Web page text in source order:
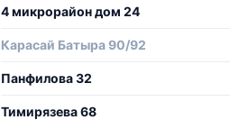
4 микрорайон дом 24
Карасай Батыра 90/92
Панфилова 32
Тимирязева 68